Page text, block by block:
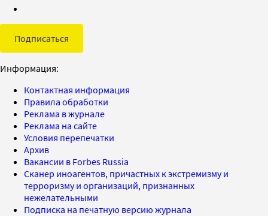
Подписаться
Информация:
Контактная информация
Правила обработки
Реклама в журнале
Реклама на сайте
Условия перепечатки
Архив
Вакансии в Forbes Russia
Сканер иноагентов, причастных к экстремизму и
терроризму и организаций, признанных
нежелательными
Подписка на печатную версию журнала